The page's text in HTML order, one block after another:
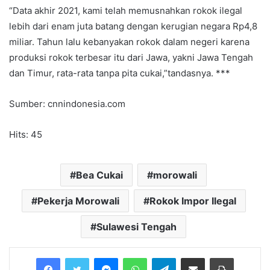
“Data akhir 2021, kami telah memusnahkan rokok ilegal
lebih dari enam juta batang dengan kerugian negara Rp4,8
miliar. Tahun lalu kebanyakan rokok dalam negeri karena
produksi rokok terbesar itu dari Jawa, yakni Jawa Tengah
dan Timur, rata-rata tanpa pita cukai,”tandasnya. ***
Sumber: cnnindonesia.com
Hits: 45
Bea Cukai morowali
Pekerja Morowali Rokok Impor Ilegal
Sulawesi Tengah
MessengerWhatsAppTelegramShare via Email Print